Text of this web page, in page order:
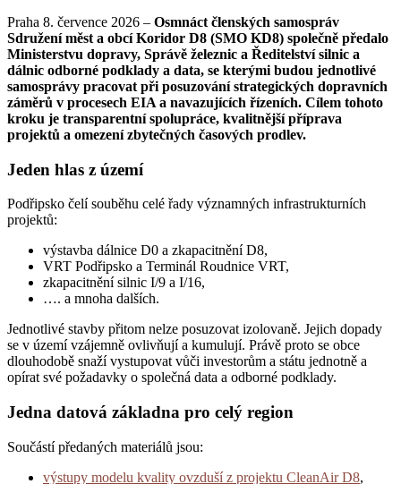
Praha 8. července 2026 – Osmnáct členských samospráv
Sdružení měst a obcí Koridor D8 (SMO KD8) společně předalo
Ministerstvu dopravy, Správě železnic a Ředitelství silnic a
dálnic odborné podklady a data, se kterými budou jednotlivé
samosprávy pracovat při posuzování strategických dopravních
záměrů v procesech EIA a navazujících řízeních. Cílem tohoto
kroku je transparentní spolupráce, kvalitnější příprava
projektů a omezení zbytečných časových prodlev.
Jeden hlas z území
Podřipsko čelí souběhu celé řady významných infrastrukturních
projektů:
výstavba dálnice D0 a zkapacitnění D8,
VRT Podřipsko a Terminál Roudnice VRT,
zkapacitnění silnic I/9 a I/16,
…. a mnoha dalších.
Jednotlivé stavby přitom nelze posuzovat izolovaně. Jejich dopady
se v území vzájemně ovlivňují a kumulují. Právě proto se obce
dlouhodobě snaží vystupovat vůči investorům a státu jednotně a
opírat své požadavky o společná data a odborné podklady.
Jedna datová základna pro celý region
Součástí předaných materiálů jsou:
výstupy modelu kvality ovzduší z projektu CleanAir D8,